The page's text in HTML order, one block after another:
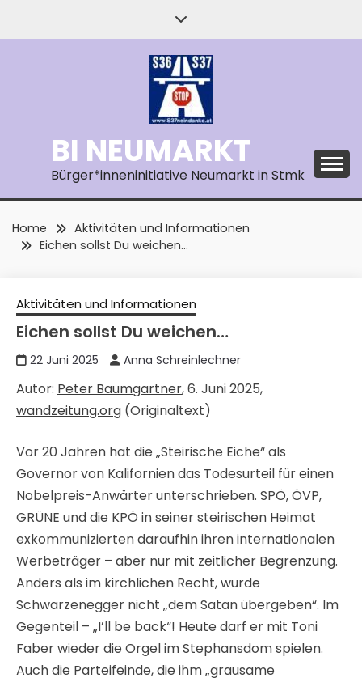
BI NEUMARKT
Bürger*inneninitiative Neumarkt in Stmk
Home
Aktivitäten und Informationen
Eichen sollst Du weichen…
Aktivitäten und Informationen
Eichen sollst Du weichen…
22 Juni 2025 Anna Schreinlechner
Autor: Peter Baumgartner, 6. Juni 2025,
wandzeitung.org (Originaltext)
Vor 20 Jahren hat die „Steirische Eiche“ als
Governor von Kalifornien das Todesurteil für einen
Nobelpreis-Anwärter unterschrieben. SPÖ, ÖVP,
GRÜNE und die KPÖ in seiner steirischen Heimat
exkommunizierten daraufhin ihren internationalen
Werbeträger – aber nur mit zeitlicher Begrenzung.
Anders als im kirchlichen Recht, wurde
Schwarzenegger nicht „dem Satan übergeben“. Im
Gegenteil – „I’ll be back“! Heute darf er mit Toni
Faber wieder die Orgel im Stephansdom spielen.
Auch die Parteifeinde, die ihm „grausame